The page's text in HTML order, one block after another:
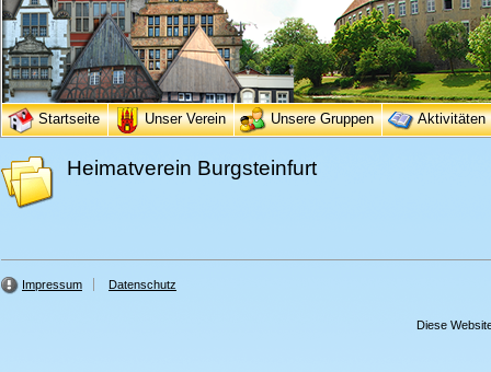
Startseite Unser Verein Unsere Gruppen Aktivitäten
Heimatverein Burgsteinfurt
Impressum Datenschutz
Diese